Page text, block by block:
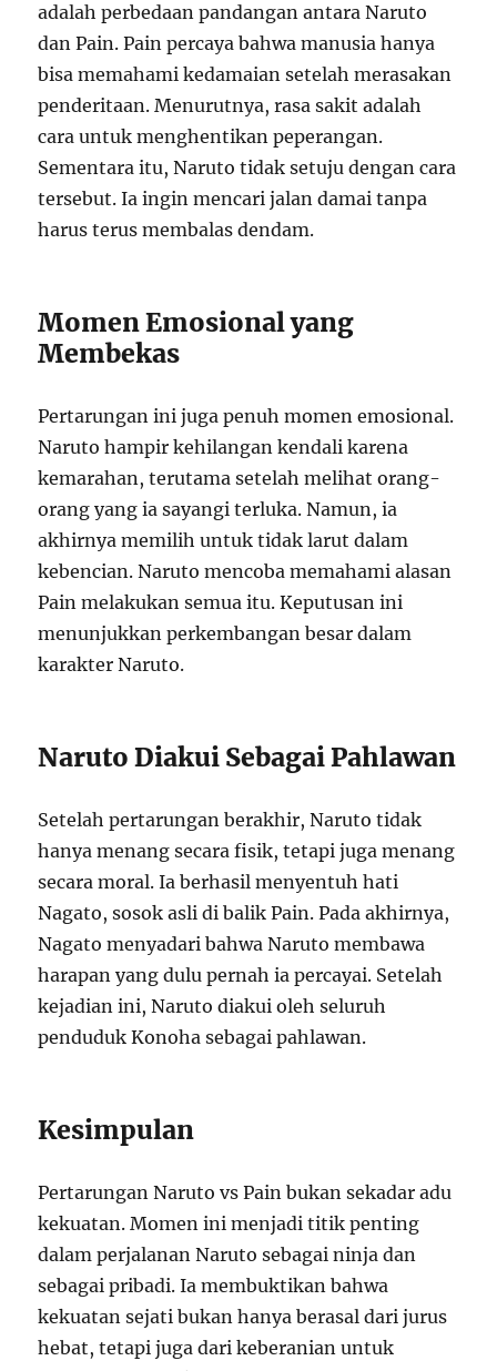
adalah perbedaan pandangan antara Naruto
dan Pain. Pain percaya bahwa manusia hanya
bisa memahami kedamaian setelah merasakan
penderitaan. Menurutnya, rasa sakit adalah
cara untuk menghentikan peperangan.
Sementara itu, Naruto tidak setuju dengan cara
tersebut. Ia ingin mencari jalan damai tanpa
harus terus membalas dendam.
Momen Emosional yang
Membekas
Pertarungan ini juga penuh momen emosional.
Naruto hampir kehilangan kendali karena
kemarahan, terutama setelah melihat orang-
orang yang ia sayangi terluka. Namun, ia
akhirnya memilih untuk tidak larut dalam
kebencian. Naruto mencoba memahami alasan
Pain melakukan semua itu. Keputusan ini
menunjukkan perkembangan besar dalam
karakter Naruto.
Naruto Diakui Sebagai Pahlawan
Setelah pertarungan berakhir, Naruto tidak
hanya menang secara fisik, tetapi juga menang
secara moral. Ia berhasil menyentuh hati
Nagato, sosok asli di balik Pain. Pada akhirnya,
Nagato menyadari bahwa Naruto membawa
harapan yang dulu pernah ia percayai. Setelah
kejadian ini, Naruto diakui oleh seluruh
penduduk Konoha sebagai pahlawan.
Kesimpulan
Pertarungan Naruto vs Pain bukan sekadar adu
kekuatan. Momen ini menjadi titik penting
dalam perjalanan Naruto sebagai ninja dan
sebagai pribadi. Ia membuktikan bahwa
kekuatan sejati bukan hanya berasal dari jurus
hebat, tetapi juga dari keberanian untuk